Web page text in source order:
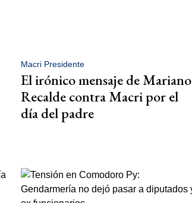
Macri Presidente
El irónico mensaje de Mariano
Recalde contra Macri por el
día del padre